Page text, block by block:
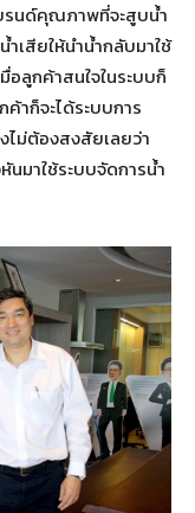
รนด์คุณภาพที่จะสูบน้ำ
เสียให้นำน้ำกลับมาใช้
อลูกค้าสนใจในระบบก็
าก็จะได้ระบบการ
ไม่ต้องสงสัยเลยว่า
มาใช้ระบบจัดการน้ำ